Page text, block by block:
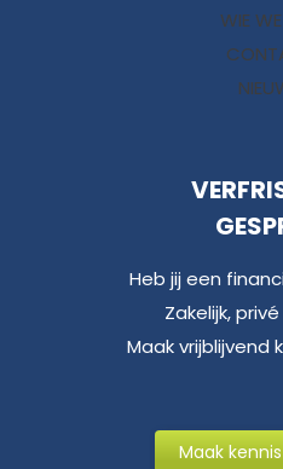
WIE
Heb jij een
Zakelijk,
Maak vrijblijvend
Maak